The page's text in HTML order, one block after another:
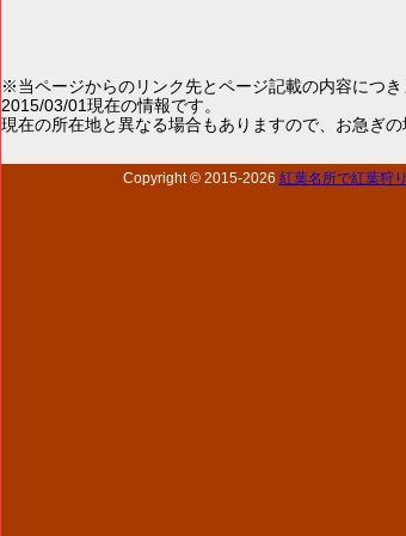
※当ページからのリンク先とページ記載の内容につ
2015/03/01現在の情報です。
現在の所在地と異なる場合もありますので、お急ぎの
Copyright © 2015-2026 紅葉名所で紅葉狩